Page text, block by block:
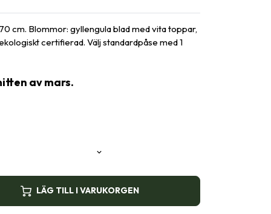
cm. Blommor: gyllengula blad med vita toppar,
certifierad. Välj standardpåse med 1
av mars.
LÄG TILL I VARUKORGEN